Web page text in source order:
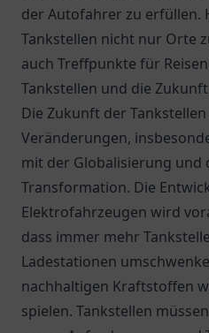
der Autofahrer zu erfüllen.
Tankstellen nicht nur Orte
auch Treffpunkte für
Tankstellen und die Zukunft
Die Zukunft der
Veränderungen,
mit der Globalisierung und
Transformation. Die
Elektrofahrzeugen wird
dass immer mehr
Ladestationen
nachhaltigen Kraftstoffen
spielen. Tankstellen